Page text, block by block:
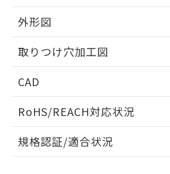
外形図
取りつけ穴加工図
CAD
ドすることができます。
ログイン/会員登録
RoHS/REACH対応状況
EU RoHS 注意事項・凡例
規格認証/適合状況
物質の対応では、対応完了ま
荷製品に未対応品が混在するこ
既に当社にて対応品への在庫
していることから、特段のこと
り、2022年1月12日より割愛